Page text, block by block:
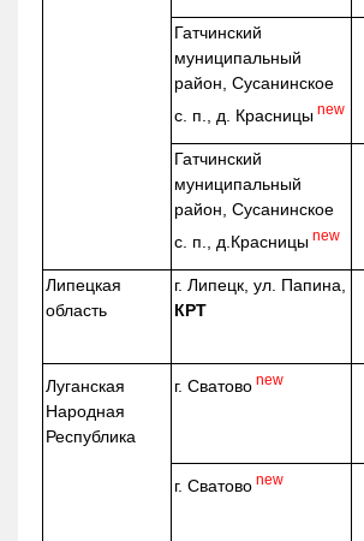
Гатчинский
муниципальный
район, Сусанинское
с. п., д. Красницы new
Гатчинский
муниципальный
район, Сусанинское
с. п., д.Красницы new
Липецкая
область
г. Липецк, ул. Папина,
КРТ
Луганская
Народная
Республика
г. Сватово new
г. Сватово new